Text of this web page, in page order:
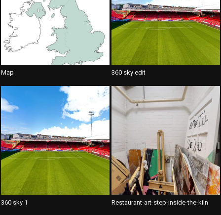
Map 360 sky edit
360 sky 1 Restaurant-art-step-inside-the-kiln